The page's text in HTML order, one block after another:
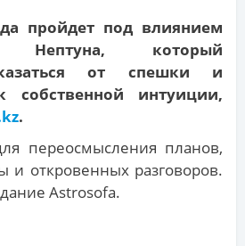
пройдет под влиянием
Нептуна, который
от спешки и
собственной интуиции,
.
переосмысления планов,
и откровенных разговоров.
Astrosofa.